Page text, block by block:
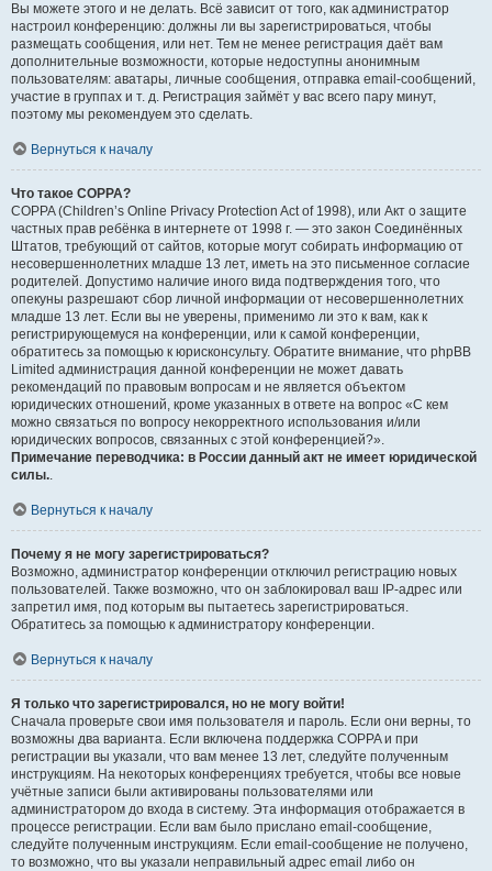
Вы можете этого и не делать. Всё зависит от того, как администратор
настроил конференцию: должны ли вы зарегистрироваться, чтобы
размещать сообщения, или нет. Тем не менее регистрация даёт вам
дополнительные возможности, которые недоступны анонимным
пользователям: аватары, личные сообщения, отправка email-сообщений,
участие в группах и т. д. Регистрация займёт у вас всего пару минут,
поэтому мы рекомендуем это сделать.
Вернуться к началу
Что такое COPPA?
COPPA (Children’s Online Privacy Protection Act of 1998), или Акт о защите
частных прав ребёнка в интернете от 1998 г. — это закон Соединённых
Штатов, требующий от сайтов, которые могут собирать информацию от
несовершеннолетних младше 13 лет, иметь на это письменное согласие
родителей. Допустимо наличие иного вида подтверждения того, что
опекуны разрешают сбор личной информации от несовершеннолетних
младше 13 лет. Если вы не уверены, применимо ли это к вам, как к
регистрирующемуся на конференции, или к самой конференции,
обратитесь за помощью к юрисконсульту. Обратите внимание, что phpBB
Limited администрация данной конференции не может давать
рекомендаций по правовым вопросам и не является объектом
юридических отношений, кроме указанных в ответе на вопрос «С кем
можно связаться по вопросу некорректного использования и/или
юридических вопросов, связанных с этой конференцией?».
Примечание переводчика: в России данный акт не имеет юридической
силы..
Вернуться к началу
Почему я не могу зарегистрироваться?
Возможно, администратор конференции отключил регистрацию новых
пользователей. Также возможно, что он заблокировал ваш IP-адрес или
запретил имя, под которым вы пытаетесь зарегистрироваться.
Обратитесь за помощью к администратору конференции.
Вернуться к началу
Я только что зарегистрировался, но не могу войти!
Сначала проверьте свои имя пользователя и пароль. Если они верны, то
возможны два варианта. Если включена поддержка COPPA и при
регистрации вы указали, что вам менее 13 лет, следуйте полученным
инструкциям. На некоторых конференциях требуется, чтобы все новые
учётные записи были активированы пользователями или
администратором до входа в систему. Эта информация отображается в
процессе регистрации. Если вам было прислано email-сообщение,
следуйте полученным инструкциям. Если email-сообщение не получено,
то возможно, что вы указали неправильный адрес email либо он